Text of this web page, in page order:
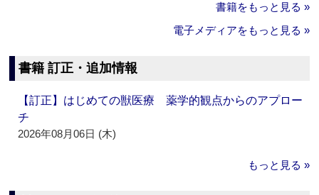
書籍をもっと見る »
電子メディアをもっと見る »
書籍 訂正・追加情報
【訂正】はじめての獣医療 薬学的観点からのアプロー
チ
2026年08月06日 (木)
もっと見る »